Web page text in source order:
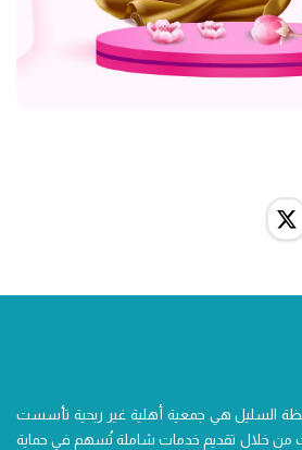
السليل هي جمعية أهلية غير ربحية تأسست
من خلال تقديم خدمات شاملة تُسهم في حماية